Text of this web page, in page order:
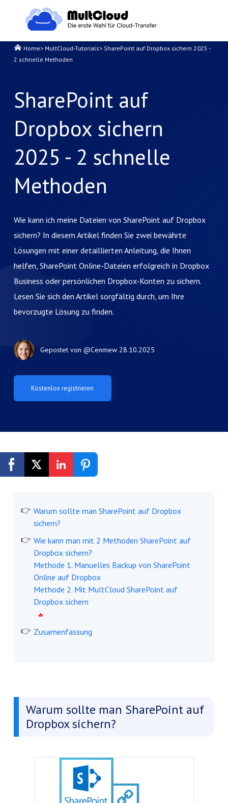
Home> MultCloud-Tutorials> SharePoint auf Dropbox sichern 2025 -
2 schnelle Methoden
SharePoint auf
Dropbox sichern
2025 - 2 schnelle
Methoden
Wie kann ich meine Dateien von SharePoint auf Dropbox
sichern? In diesem Artikel finden Sie zwei bewährte
Lösungen mit einer detaillierten Anleitung, die Ihnen
helfen, SharePoint Online-Dateien erfolgreich in Dropbox
Business oder persönlichen Dropbox-Konten zu sichern.
Lesen Sie sich den Artikel sorgfältig durch, um Ihre
bevorzugte Lösung zu finden.
Gepostet von @Cenmew 28.10.2025
Warum sollte man SharePoint auf Dropbox
sichern?
Wie kann man mit 2 Methoden SharePoint auf
Dropbox sichern?
Methode 1. Manuelles Backup von SharePoint
Online auf Dropbox
Methode 2. Mit MultCloud SharePoint auf
Dropbox sichern
Zusamenfassung
Warum sollte man SharePoint auf
Dropbox sichern?